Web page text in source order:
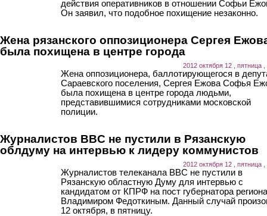
действия оперативников в отношении Софьи
Он заявил, что подобное похищение незаконно.
Жена рязанского оппозиционера Сергея
была похищена в центре города
2012 октября 12 , пятница ,
Жена оппозиционера, баллотирующегося в
Сараевского поселения, Сергея Ежова Софья
была похищена в центре города людьми,
представившимися сотрудниками московской
полиции.
Журналистов BBC не пустили в Рязанскую
облдуму на интервью к лидеру коммунистов
2012 октября 12 , пятница ,
Журналистов телеканала BBC не пустили в
Рязанскую областную Думу для интервью с
кандидатом от КПРФ на пост губернатора региона
Владимиром Федоткиным. Данный случай
12 октября, в пятницу.